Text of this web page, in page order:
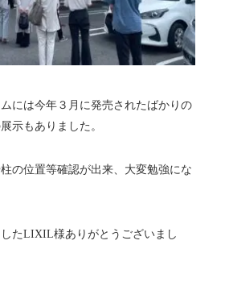
には今年３月に発売されたばかりの
示もありました。
の位置等確認が出来、大変勉強にな
たLIXIL様ありがとうございまし